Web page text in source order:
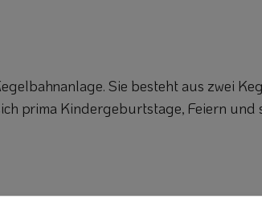
Sie besteht aus zwei
prima Kindergeburtstage, Feiern und